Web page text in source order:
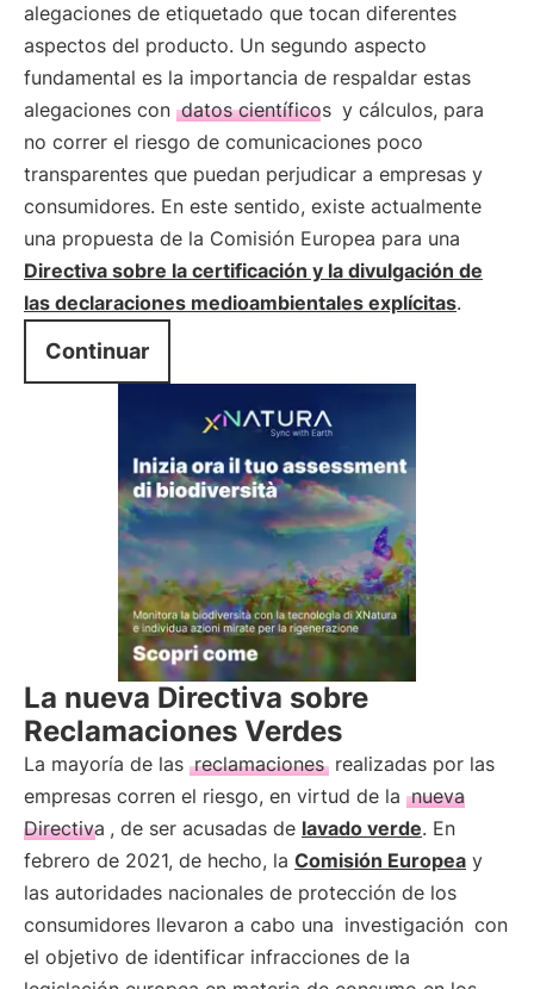
alegaciones de etiquetado que tocan diferentes
aspectos del producto. Un segundo aspecto
fundamental es la importancia de respaldar estas
alegaciones con datos científicos y cálculos, para
no correr el riesgo de comunicaciones poco
transparentes que puedan perjudicar a empresas y
consumidores. En este sentido, existe actualmente
una propuesta de la Comisión Europea para una
Directiva sobre la certificación y la divulgación de
las declaraciones medioambientales explícitas.
Continuar
La nueva Directiva sobre
Reclamaciones Verdes
La mayoría de las reclamaciones realizadas por las
empresas corren el riesgo, en virtud de la nueva
Directiva , de ser acusadas de lavado verde. En
febrero de 2021, de hecho, la Comisión Europea y
las autoridades nacionales de protección de los
consumidores llevaron a cabo una investigación con
el objetivo de identificar infracciones de la